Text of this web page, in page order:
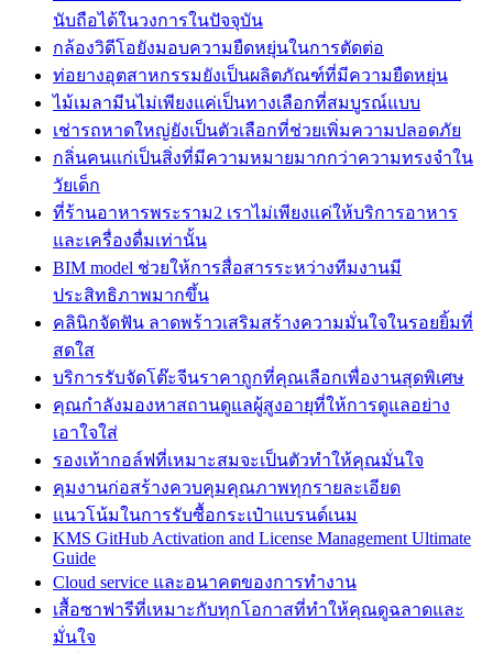
นับถือได้ในวงการในปัจจุบัน
กล้องวิดีโอยังมอบความยืดหยุ่นในการตัดต่อ
ท่อยางอุตสาหกรรมยังเป็นผลิตภัณฑ์ที่มีความยืดหยุ่น
ไม้เมลามีนไม่เพียงแค่เป็นทางเลือกที่สมบูรณ์แบบ
เช่ารถหาดใหญ่ยังเป็นตัวเลือกที่ช่วยเพิ่มความปลอดภัย
กลิ่นคนแก่เป็นสิ่งที่มีความหมายมากกว่าความทรงจำใน
วัยเด็ก
ที่ร้านอาหารพระราม2 เราไม่เพียงแค่ให้บริการอาหาร
และเครื่องดื่มเท่านั้น
BIM model ช่วยให้การสื่อสารระหว่างทีมงานมี
ประสิทธิภาพมากขึ้น
คลินิกจัดฟัน ลาดพร้าวเสริมสร้างความมั่นใจในรอยยิ้มที่
สดใส
บริการรับจัดโต๊ะจีนราคาถูกที่คุณเลือกเพื่องานสุดพิเศษ
คุณกำลังมองหาสถานดูแลผู้สูงอายุที่ให้การดูแลอย่าง
เอาใจใส่
รองเท้ากอล์ฟที่เหมาะสมจะเป็นตัวทำให้คุณมั่นใจ
คุมงานก่อสร้างควบคุมคุณภาพทุกรายละเอียด
แนวโน้มในการรับซื้อกระเป๋าแบรนด์เนม
KMS GitHub Activation and License Management Ultimate
Guide
Cloud service และอนาคตของการทำงาน
เสื้อซาฟารีที่เหมาะกับทุกโอกาสที่ทำให้คุณดูฉลาดและ
มั่นใจ